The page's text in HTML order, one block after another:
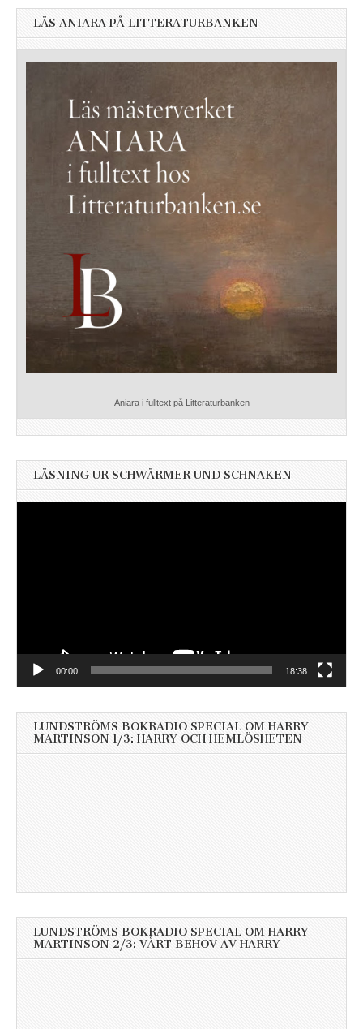
LÄS ANIARA PÅ LITTERATURBANKEN
Aniara i fulltext på Litteraturbanken
LÄSNING UR SCHWÄRMER UND SCHNAKEN
00:00 18:38
LUNDSTRÖMS BOKRADIO SPECIAL OM HARRY
MARTINSON 1/3: HARRY OCH HEMLÖSHETEN
LUNDSTRÖMS BOKRADIO SPECIAL OM HARRY
MARTINSON 2/3: VÅRT BEHOV AV HARRY